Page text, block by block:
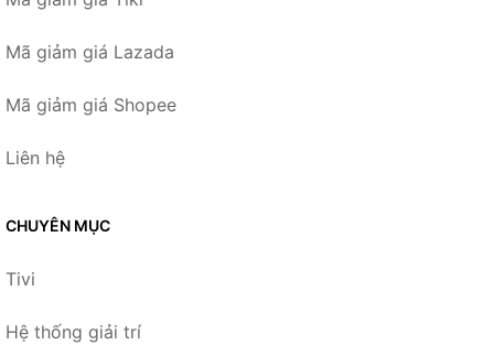
Mã giảm giá Lazada
Mã giảm giá Shopee
Liên hệ
CHUYÊN MỤC
Tivi
Hệ thống giải trí